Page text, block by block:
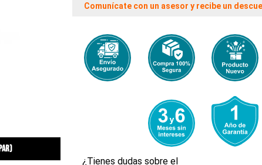
Comunícate con un asesor y recibe un
¿Tienes dudas sobre el